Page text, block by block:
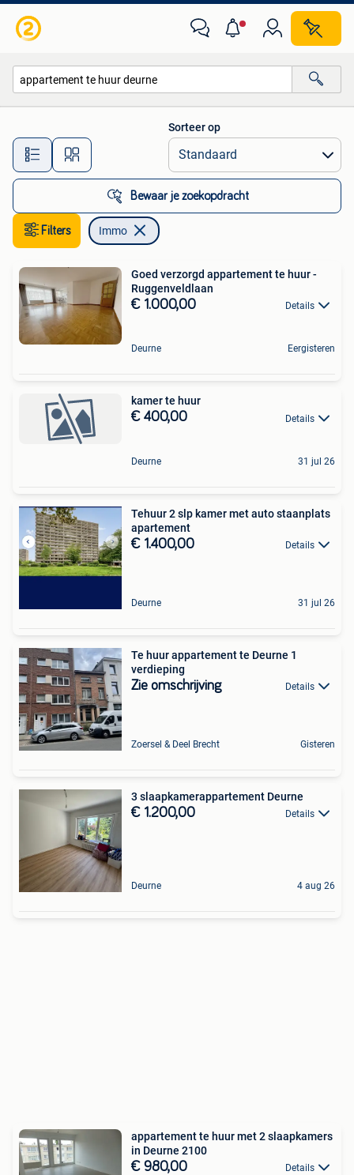
Alle afstanden…
Sorteer op
Bewaar je zoekopdracht
Filters Immo
Goed verzorgd appartement te huur -
Ruggenveldlaan
€ 1.000,00 Details
Deurne Eergisteren
kamer te huur
€ 400,00 Details
Deurne 31 jul 26
Tehuur 2 slp kamer met auto staanplats
apartement
€ 1.400,00 Details
Deurne 31 jul 26
Te huur appartement te Deurne 1
verdieping
Zie omschrijving Details
Zoersel & Deel Brecht Gisteren
3 slaapkamerappartement Deurne
€ 1.200,00 Details
Deurne 4 aug 26
appartement te huur met 2 slaapkamers
in Deurne 2100
€ 980,00 Details